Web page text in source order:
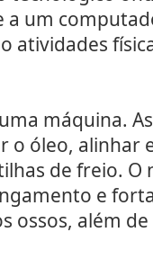
um
atividades
máquina.
o óleo, alinhar
de freio. O
e
ossos, além